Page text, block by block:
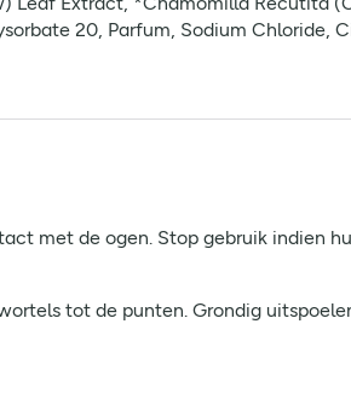
20, Parfum, Sodium Chloride,
met de ogen. Stop gebruik indien
tot de punten. Grondig